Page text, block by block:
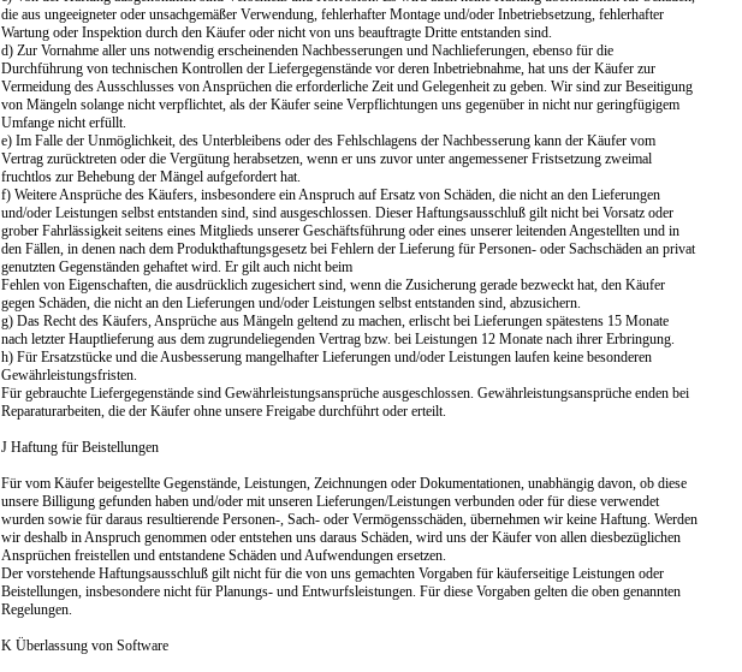
die aus ungeeigneter oder unsachgemäßer Verwendung, fehlerhafter Montage und/oder Inbetriebsetzung, fehlerhafter
Wartung oder Inspektion durch den Käufer oder nicht von uns beauftragte Dritte entstanden sind.
d) Zur Vornahme aller uns notwendig erscheinenden Nachbesserungen und Nachlieferungen, ebenso für die
Durchführung von technischen Kontrollen der Liefergegenstände vor deren Inbetriebnahme, hat uns der Käufer zur
Vermeidung des Ausschlusses von Ansprüchen die erforderliche Zeit und Gelegenheit zu geben. Wir sind zur Beseitigung
von Mängeln solange nicht verpflichtet, als der Käufer seine Verpflichtungen uns gegenüber in nicht nur geringfügigem
Umfange nicht erfüllt.
e) Im Falle der Unmöglichkeit, des Unterbleibens oder des Fehlschlagens der Nachbesserung kann der Käufer vom
Vertrag zurücktreten oder die Vergütung herabsetzen, wenn er uns zuvor unter angemessener Fristsetzung zweimal
fruchtlos zur Behebung der Mängel aufgefordert hat.
f) Weitere Ansprüche des Käufers, insbesondere ein Anspruch auf Ersatz von Schäden, die nicht an den Lieferungen
und/oder Leistungen selbst entstanden sind, sind ausgeschlossen. Dieser Haftungsausschluß gilt nicht bei Vorsatz oder
grober Fahrlässigkeit seitens eines Mitglieds unserer Geschäftsführung oder eines unserer leitenden Angestellten und in
den Fällen, in denen nach dem Produkthaftungsgesetz bei Fehlern der Lieferung für Personen- oder Sachschäden an privat
genutzten Gegenständen gehaftet wird. Er gilt auch nicht beim
Fehlen von Eigenschaften, die ausdrücklich zugesichert sind, wenn die Zusicherung gerade bezweckt hat, den Käufer
gegen Schäden, die nicht an den Lieferungen und/oder Leistungen selbst entstanden sind, abzusichern.
g) Das Recht des Käufers, Ansprüche aus Mängeln geltend zu machen, erlischt bei Lieferungen spätestens 15 Monate
nach letzter Hauptlieferung aus dem zugrundeliegenden Vertrag bzw. bei Leistungen 12 Monate nach ihrer Erbringung.
h) Für Ersatzstücke und die Ausbesserung mangelhafter Lieferungen und/oder Leistungen laufen keine besonderen
Gewährleistungsfristen.
Für gebrauchte Liefergegenstände sind Gewährleistungsansprüche ausgeschlossen. Gewährleistungsansprüche enden bei
Reparaturarbeiten, die der Käufer ohne unsere Freigabe durchführt oder erteilt.
J Haftung für Beistellungen
Für vom Käufer beigestellte Gegenstände, Leistungen, Zeichnungen oder Dokumentationen, unabhängig davon, ob diese
unsere Billigung gefunden haben und/oder mit unseren Lieferungen/Leistungen verbunden oder für diese verwendet
wurden sowie für daraus resultierende Personen-, Sach- oder Vermögensschäden, übernehmen wir keine Haftung. Werden
wir deshalb in Anspruch genommen oder entstehen uns daraus Schäden, wird uns der Käufer von allen diesbezüglichen
Ansprüchen freistellen und entstandene Schäden und Aufwendungen ersetzen.
Der vorstehende Haftungsausschluß gilt nicht für die von uns gemachten Vorgaben für käuferseitige Leistungen oder
Beistellungen, insbesondere nicht für Planungs- und Entwurfsleistungen. Für diese Vorgaben gelten die oben genannten
Regelungen.
K Überlassung von Software